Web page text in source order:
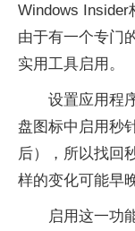
Windows Insider
由于有一个专门
实用工具启用。
设置应用程
盘图标中启用秒
后），所以找回
样的变化可能早
启用这一功